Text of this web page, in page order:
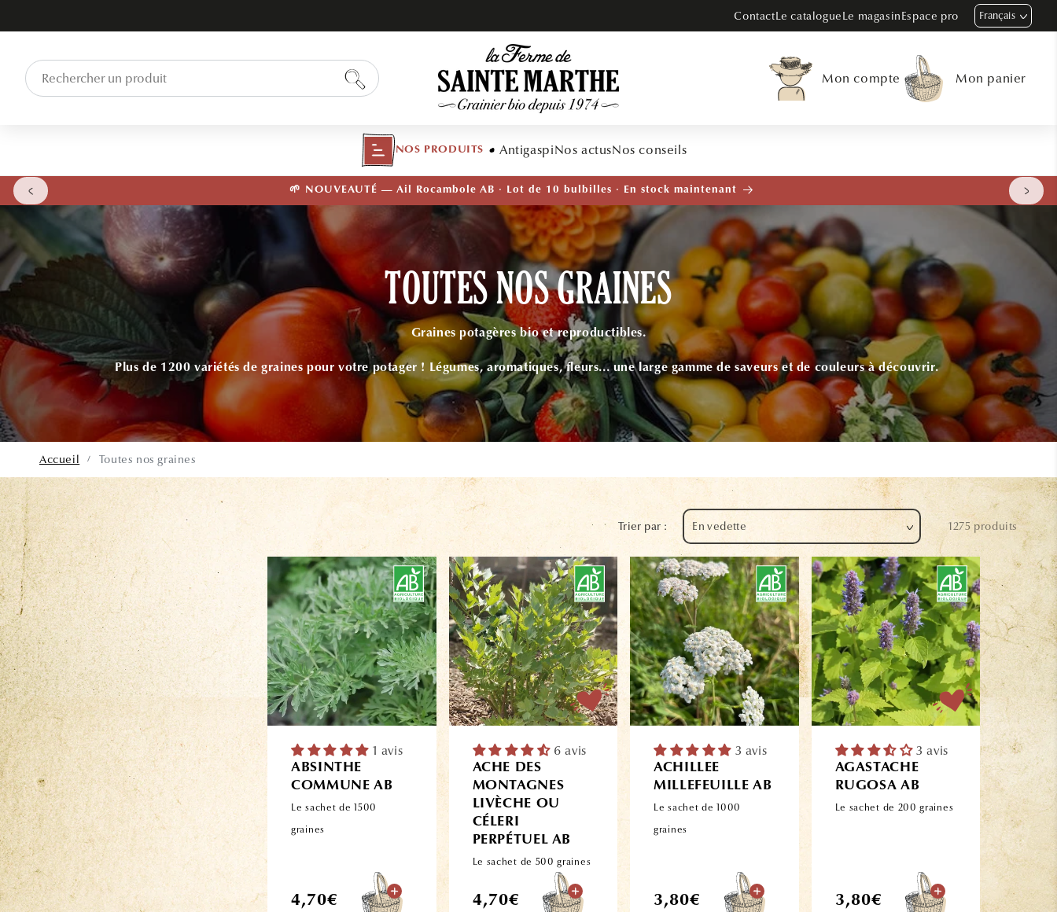
ContactLe catalogueLe magasinEspace pro Français
Mon compte Mon panier
NOS PRODUITS AntigaspiNos actusNos conseils
🌱 NOUVEAUTÉ — Ail Rocambole AB · Lot de 10 bulbilles · En stock maintenant
TOUTES NOS GRAINES
Graines potagères bio et reproductibles.
Plus de 1200 variétés de graines pour votre potager ! Légumes, aromatiques, fleurs... une large gamme de saveurs et de couleurs à découvrir.
Accueil / Toutes nos graines
Trier par : 1275 produits
1 avis
ABSINTHE
COMMUNE AB
Le sachet de 1500
graines
Prix
4,70€
6 avis
ACHE DES
MONTAGNES
LIVÈCHE OU
CÉLERI
PERPÉTUEL AB
Le sachet de 500 graines
Prix
4,70€
3 avis
ACHILLEE
MILLEFEUILLE AB
Le sachet de 1000
graines
Prix
3,80€
3 avis
AGASTACHE
RUGOSA AB
Le sachet de 200 graines
Prix
3,80€